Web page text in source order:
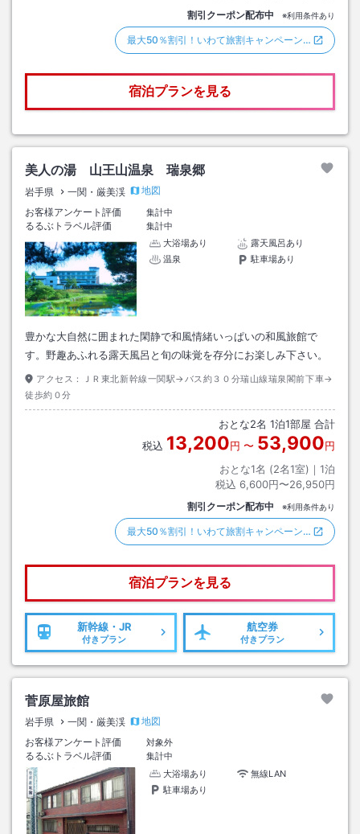
割引クーポン配布中 ※利用条件あり
最大50％割引！いわて旅割キャンペーン…
宿泊プランを見る
美人の湯 山王山温泉 瑞泉郷
岩手県 一関・厳美渓
地図
お客様アンケート評価
集計中
るるぶトラベル評価
集計中
大浴場あり
露天風呂あり
温泉
駐車場あり
豊かな大自然に囲まれた閑静で和風情緒いっぱいの和風旅館で
す。野趣あふれる露天風呂と旬の味覚を存分にお楽しみ下さい。
アクセス：
ＪＲ東北新幹線一関駅→バス約３０分瑞山線瑞泉閣前下車→
徒歩約０分
おとな2名 1泊1部屋 合計
税込 13,200円 〜 53,900円
おとな1名 (2名1室)｜ 1泊
税込 6,600円〜26,950円
割引クーポン配布中 ※利用条件あり
最大50％割引！いわて旅割キャンペーン…
宿泊プランを見る
新幹線・JR
付きプラン
航空券
付きプラン
菅原屋旅館
岩手県 一関・厳美渓
地図
お客様アンケート評価
対象外
るるぶトラベル評価
集計中
大浴場あり
無線LAN
駐車場あり